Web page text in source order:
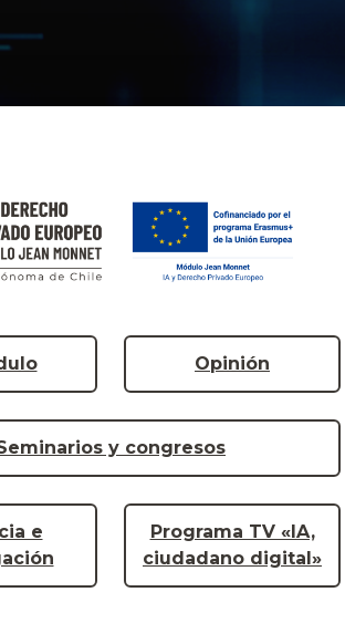
Opinión
y congresos
e
Programa TV «IA,
ciudadano digital»